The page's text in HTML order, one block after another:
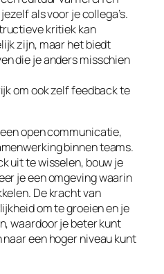
als voor je collega’s.
kritiek kan
zijn, maar het biedt
die je anders misschien
om ook zelf feedback te
open communicatie,
binnen teams.
uit te wisselen, bouw je
je een omgeving waarin
De kracht van
om te groeien en je
waardoor je beter kunt
een hoger niveau kunt